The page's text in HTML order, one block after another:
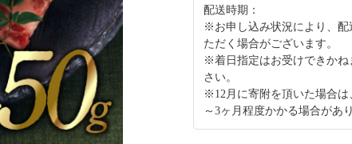
配送時期：
※お申し込み状況により、配
ただく場合がございます。
※着日指定はお受けできかね
さい。
※12月に寄附を頂いた場合は
～3ヶ月程度かかる場合があ